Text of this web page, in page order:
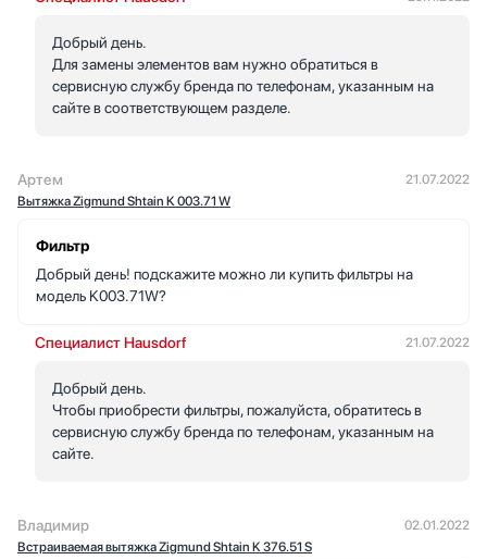
Добрый день.
Для замены элементов вам нужно обратиться в
сервисную службу бренда по телефонам, указанным на
сайте в соответствующем разделе.
Артем
Вытяжка Zigmund Shtain K 003.71 W
21.07.2022
Фильтр
Добрый день! подскажите можно ли купить фильтры на
модель K003.71W?
Специалист Hausdorf 21.07.2022
Добрый день.
Чтобы приобрести фильтры, пожалуйста, обратитесь в
сервисную службу бренда по телефонам, указанным на
сайте.
Владимир
Встраиваемая вытяжка Zigmund Shtain K 376.51 S
02.01.2022